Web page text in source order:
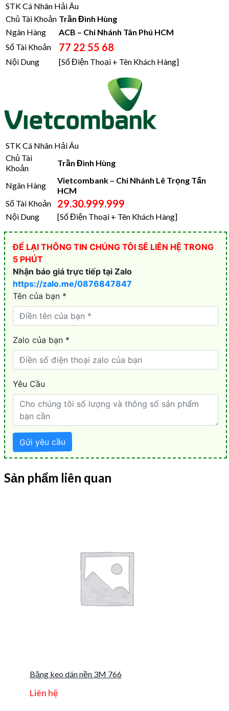
STK Cá Nhân Hải Âu
Chủ Tài Khoản Trần Đình Hùng
Ngân Hàng
ACB – Chi Nhánh Tân Phú HCM
Số Tài Khoản
77 22 55 68
Nội Dung [Số Điện Thoại + Tên Khách Hàng]
STK Cá Nhân Hải Âu
Chủ Tài
Khoản
Trần Đình Hùng
Ngân Hàng
Vietcombank – Chi Nhánh Lê Trọng Tấn
HCM
Số Tài Khoản
29.30.999.999
Nội Dung [Số Điện Thoại + Tên Khách Hàng]
Sản phẩm liên quan
Băng keo dán nền 3M 766
Liên hệ